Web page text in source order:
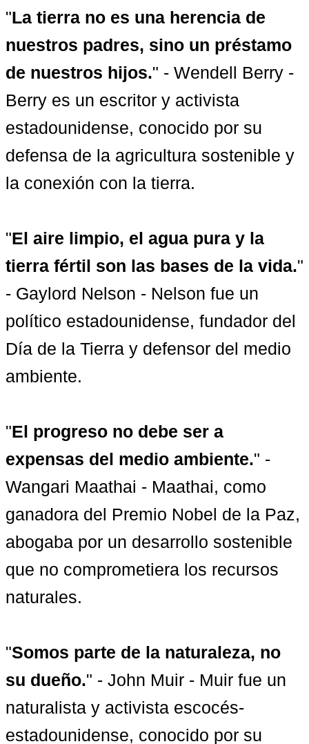
"La tierra no es una herencia de
nuestros padres, sino un préstamo
de nuestros hijos." - Wendell Berry -
Berry es un escritor y activista
estadounidense, conocido por su
defensa de la agricultura sostenible y
la conexión con la tierra.
"El aire limpio, el agua pura y la
tierra fértil son las bases de la vida."
- Gaylord Nelson - Nelson fue un
político estadounidense, fundador del
Día de la Tierra y defensor del medio
ambiente.
"El progreso no debe ser a
expensas del medio ambiente." -
Wangari Maathai - Maathai, como
ganadora del Premio Nobel de la Paz,
abogaba por un desarrollo sostenible
que no comprometiera los recursos
naturales.
"Somos parte de la naturaleza, no
su dueño." - John Muir - Muir fue un
naturalista y activista escocés-
estadounidense, conocido por su